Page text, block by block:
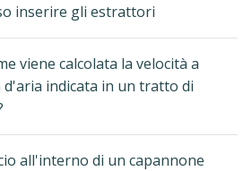
inserire gli estrattori
viene calcolata la velocità a
indicata in un tratto di
all'interno di un capannone